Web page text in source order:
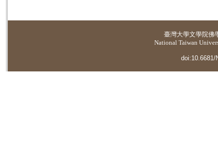
臺灣大學文學院佛
National Taiwan
doi:10.6681/